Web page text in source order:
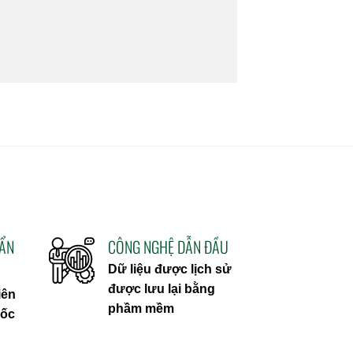
CÔNG NGHỆ DẪN ĐẦU
Dữ liệu được lịch sử
được lưu lại bằng
phầm mềm